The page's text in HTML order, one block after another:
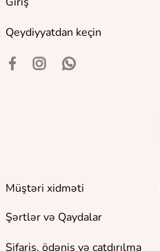
Qeydiyyatdan keçin
Müştəri xidməti
Şərtlər və Qaydalar
Sifariş, ödəniş və çatdırılma